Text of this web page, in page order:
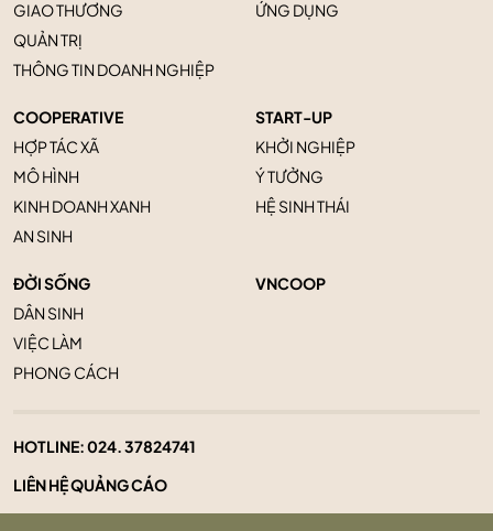
GIAO THƯƠNG
QUẢN TRỊ
THÔNG TIN DOANH NGHIỆP
ỨNG DỤNG
COOPERATIVE
HỢP TÁC XÃ
MÔ HÌNH
KINH DOANH XANH
AN SINH
START-UP
KHỞI NGHIỆP
Ý TƯỞNG
HỆ SINH THÁI
ĐỜI SỐNG
DÂN SINH
VIỆC LÀM
PHONG CÁCH
VNCOOP
HOTLINE:024. 37824741
LIÊN HỆ QUẢNG CÁO